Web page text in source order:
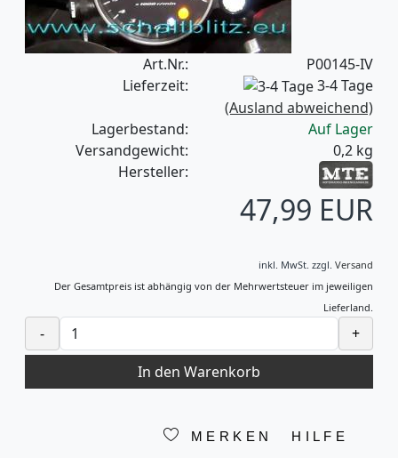
Art.Nr.:
P00145-IV
Lieferzeit:
3-4 Tage
(Ausland abweichend)
Lagerbestand:
Auf Lager
Versandgewicht:
0,2 kg
Hersteller:
47,99 EUR
inkl. MwSt. zzgl. Versand
Der Gesamtpreis ist abhängig von der Mehrwertsteuer im jeweiligen
Lieferland.
-
+
In den Warenkorb
MERKEN HILFE